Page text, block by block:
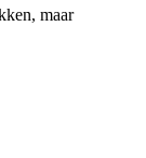
maar